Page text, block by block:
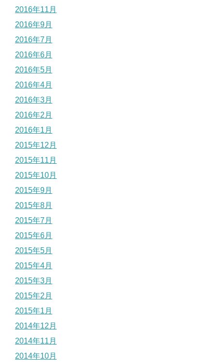
2016年11月
2016年9月
2016年7月
2016年6月
2016年5月
2016年4月
2016年3月
2016年2月
2016年1月
2015年12月
2015年11月
2015年10月
2015年9月
2015年8月
2015年7月
2015年6月
2015年5月
2015年4月
2015年3月
2015年2月
2015年1月
2014年12月
2014年11月
2014年10月